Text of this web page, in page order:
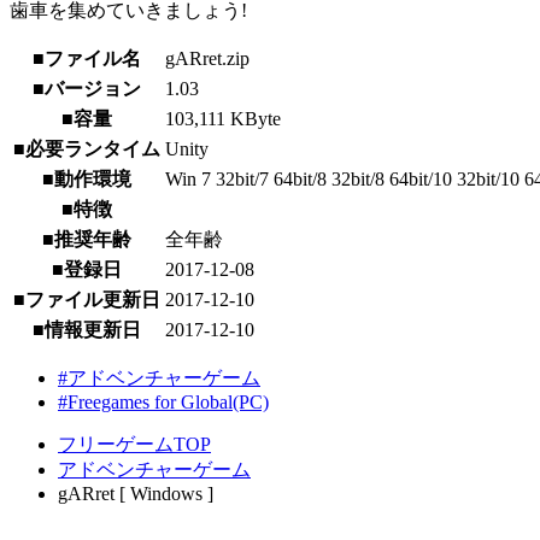
歯車を集めていきましょう!
■ファイル名
gARret.zip
■バージョン
1.03
■容量
103,111 KByte
■必要ランタイム Unity
■動作環境
Win 7 32bit/7 64bit/8 32bit/8 64bit/10 32bit/10
■特徴
■推奨年齢
全年齢
■登録日
2017-12-08
■ファイル更新日 2017-12-10
■情報更新日
2017-12-10
#アドベンチャーゲーム
#Freegames for Global(PC)
フリーゲームTOP
アドベンチャーゲーム
gARret [ Windows ]